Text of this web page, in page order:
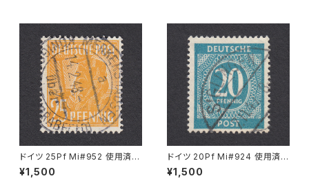
ドイツ 25Pf Mi#952 使用済み
切手｜MERKERSHAUSEN 14.
2.1948
¥1,500
ドイツ 20Pf Mi#924 使用済み
切手｜SIGLINGEN 7.11.1947
¥1,500